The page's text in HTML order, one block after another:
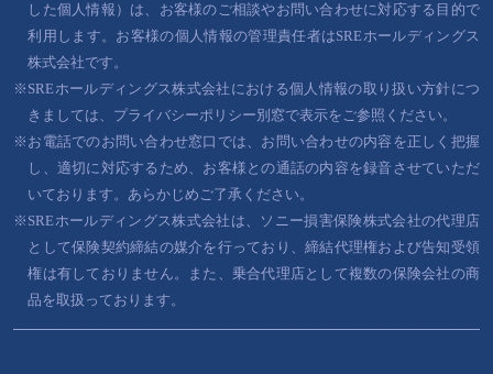
した個人情報）は、お客様のご相談やお問い合わせに対応する目的で
利用します。お客様の個人情報の管理責任者はSREホールディングス
株式会社です。
※SREホールディングス株式会社における個人情報の取り扱い方針につ
きましては、プライバシーポリシー別窓で表示をご参照ください。
※お電話でのお問い合わせ窓口では、お問い合わせの内容を正しく把握
し、適切に対応するため、お客様との通話の内容を録音させていただ
いております。あらかじめご了承ください。
※SREホールディングス株式会社は、ソニー損害保険株式会社の代理店
として保険契約締結の媒介を行っており、締結代理権および告知受領
権は有しておりません。また、乗合代理店として複数の保険会社の商
品を取扱っております。